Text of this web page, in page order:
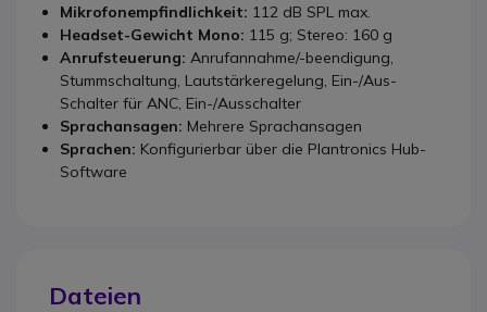
Mikrofonempfindlichkeit: 112 dB SPL max.
Headset-Gewicht Mono: 115 g; Stereo: 160 g
Anrufsteuerung: Anrufannahme/-beendigung,
Stummschaltung, Lautstärkeregelung, Ein-/Aus-
Schalter für ANC, Ein-/Ausschalter
Sprachansagen: Mehrere Sprachansagen
Sprachen: Konfigurierbar über die Plantronics Hub-
Software
Dateien